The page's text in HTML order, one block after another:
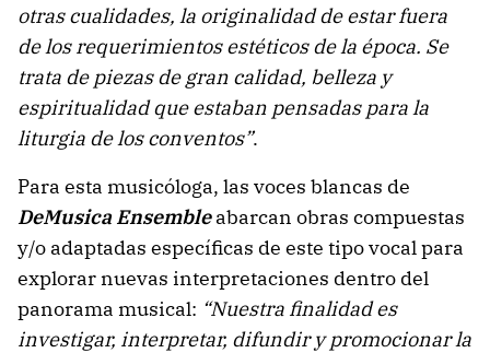
otras cualidades, la originalidad de estar fuera
de los requerimientos estéticos de la época. Se
trata de piezas de gran calidad, belleza y
espiritualidad que estaban pensadas para la
liturgia de los conventos”.
Para esta musicóloga, las voces blancas de
DeMusica Ensembleabarcan obras compuestas
y/o adaptadas específicas de este tipo vocal para
explorar nuevas interpretaciones dentro del
panorama musical: “Nuestra finalidad es
investigar, interpretar, difundir y promocionar la